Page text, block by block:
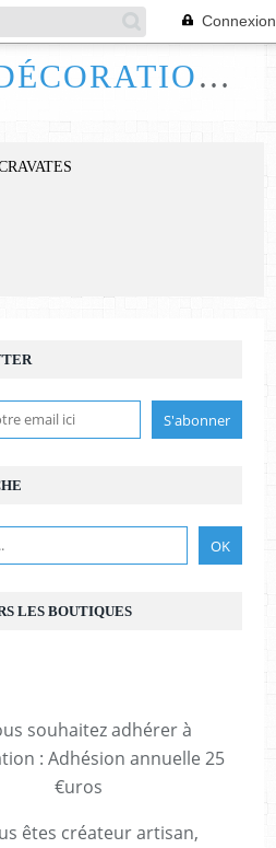
Connexion
FRANCE HANDI ART, BIJOUX ACCESSOIRES DÉCORATIONS
LES BOUTIQUES
souhaitez adhérer à
: Adhésion annuelle 25
€uros
êtes créateur artisan,